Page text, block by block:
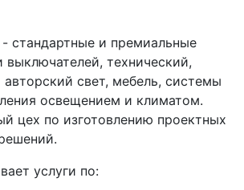
стандартные и премиальные
выключателей, технический,
свет, мебель, системы
освещением и климатом.
цех по изготовлению проектных
услуги по: